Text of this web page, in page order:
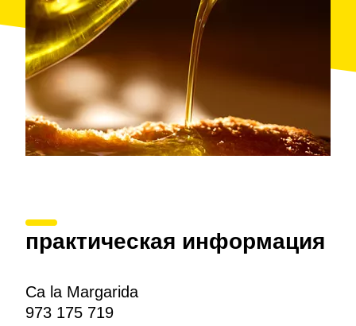
практическая информация
Ca la Margarida
973 175 719